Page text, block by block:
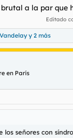
a la par que
Editado
y 2 más
en París
los señores con